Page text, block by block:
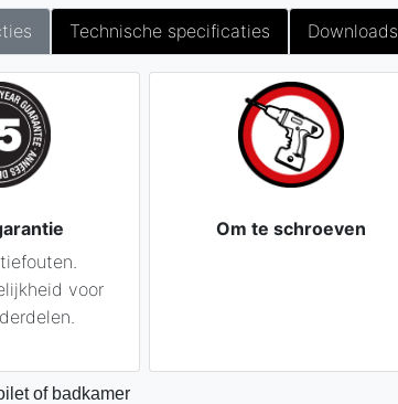
Technische specificaties Downloads
voor
Om te schroeven
of badkamer